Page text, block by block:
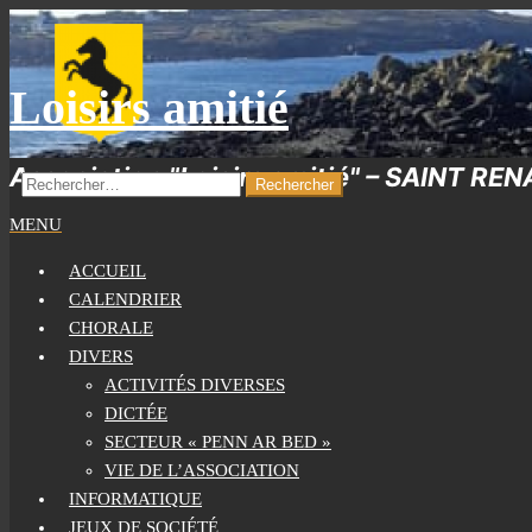
Skip
content
Loisirs amitié
Association "Loisirs amitié" – SAINT
RECHERCHER :
MENU
ACCUEIL
CALENDRIER
CHORALE
DIVERS
ACTIVITÉS DIVERSES
DICTÉE
SECTEUR « PENN AR BED »
VIE DE L’ASSOCIATION
INFORMATIQUE
JEUX DE SOCIÉTÉ